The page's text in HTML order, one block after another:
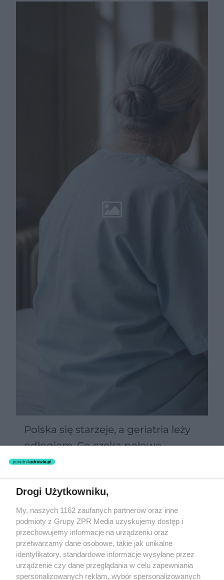
Polska się starzeje, a geriatria leży
odłogiem. Co czeka połowę
Polaków po 60-tce?
rozpowszechniany lub dalej rozpowszechniany w jakikolwiek sposób
(w tym także elektroniczny lub mechaniczny) na jakimkolwiek polu
eksploatacji w jakiejkolwiek formie, włącznie z umieszczaniem w
Internecie bez pisemnej zgody właściciela praw. Jakiekolwiek użycie
lub wykorzystanie utworów w całości lub w części z naruszeniem
prawa, tzn. bez właściwej zgody, jest zabronione pod groźbą kary i
może być ścigane prawnie.
Drogi Użytkowniku,
My, naszych 1162 zaufanych partnerów oraz inne
podmioty z Grupy ZPR Media uzyskujemy dostęp i
przechowujemy informacje na urządzeniu oraz
przetwarzamy dane osobowe, takie jak unikalne
identyfikatory, standardowe informacje wysyłane przez
urządzenie czy dane przeglądania w celu zapewniania
spersonalizowanych reklam, wybór spersonalizowanych